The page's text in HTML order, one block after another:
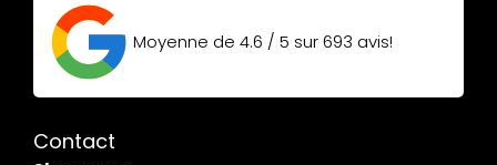
Moyenne de 4.6 / 5 sur693 avis!
Contact